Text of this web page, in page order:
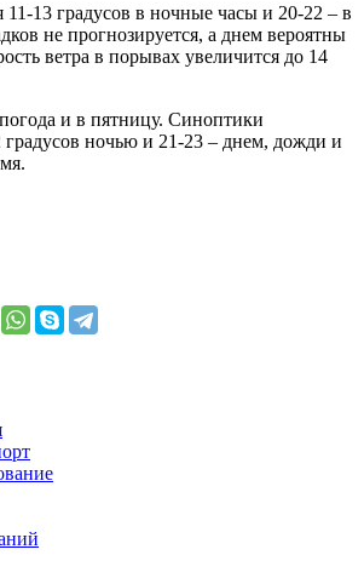
11-13 градусов в ночные часы и 20-22 – в
не прогнозируется, а днем вероятны
ветра в порывах увеличится до 14
и в пятницу. Синоптики
ночью и 21-23 – днем, дожди и